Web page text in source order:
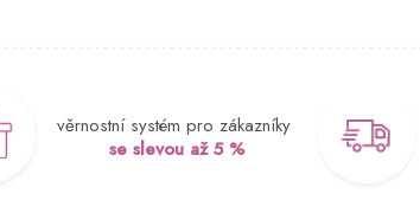
věrnostní systém pro zákazníky
se slevou až 5 %